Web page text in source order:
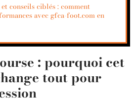
conseils ciblés : comment
avec gfca-foot.com en
: pourquoi cet
tout pour